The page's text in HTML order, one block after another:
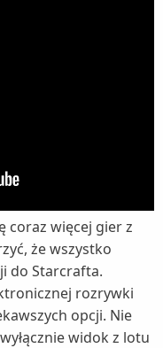
coraz więcej gier z
że wszystko
do Starcrafta.
rozrywki
opcji. Nie
widok z lotu